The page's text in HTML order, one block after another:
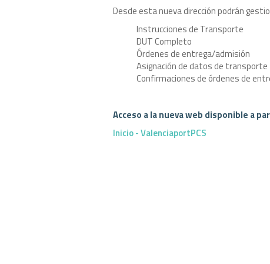
Desde esta nueva dirección podrán
Instrucciones de Transporte
DUT Completo
Órdenes de entrega/admisión
Asignación de datos de transporte
Confirmaciones de órdenes de
Acceso a la nueva web disponible a
Inicio - ValenciaportPCS